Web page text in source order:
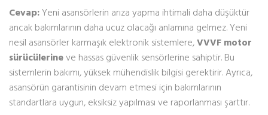
Cevap:Yeni asansörlerin arıza yapma ihtimali daha düşüktür
ancak bakımlarının daha ucuz olacağı anlamına gelmez. Yeni
nesil asansörler karmaşık elektronik sistemlere,VVVF motor
sürücülerineve hassas güvenlik sensörlerine sahiptir. Bu
sistemlerin bakımı, yüksek mühendislik bilgisi gerektirir. Ayrıca,
asansörün garantisinin devam etmesi için bakımlarının
standartlara uygun, eksiksiz yapılması ve raporlanması şarttır.